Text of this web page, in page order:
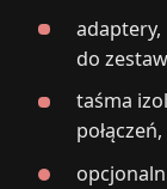
do
taśma
połączeń,